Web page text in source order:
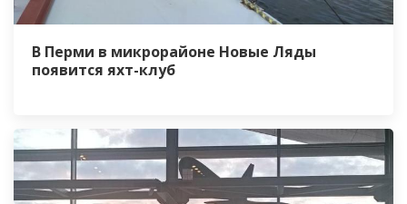
В Перми в микрорайоне Новые Ляды
появится яхт-клуб